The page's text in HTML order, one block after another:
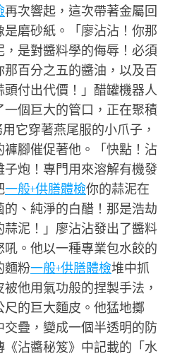
再次響起，這次帶著金屬回
磨砂紙。「廖沾沾！你那
是對醬料學的侮辱！必須
百分之五的醬油，以及百
付出代價！」醋罐機器人
個巨大的管口，正在聚積
用它穿著燕尾服的小爪子，
腳催促著他。「快點！沾
炮！專門用來溶解有機發
一般+供膳體檢你的蒜泥在
、純淨的白醋！那是浩劫
泥！」廖沾沾發出了醬料
。他以一種專業包水餃的
麵粉一般+供膳體檢堆中抓
他用氣功般的捏製手法，
的巨大麵皮。他猛地擲
疊，變成一個半透明的防
沾醬秘笈》中記載的「水